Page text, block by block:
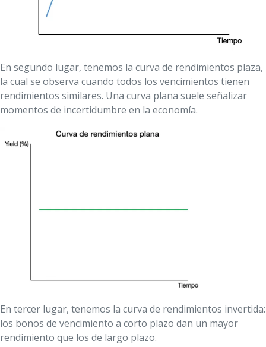
En segundo lugar, tenemos la curva de rendimientos plaza,
la cual se observa cuando todos los vencimientos tienen
rendimientos similares. Una curva plana suele señalizar
momentos de incertidumbre en la economía.
En tercer lugar, tenemos la curva de rendimientos invertida:
los bonos de vencimiento a corto plazo dan un mayor
rendimiento que los de largo plazo.